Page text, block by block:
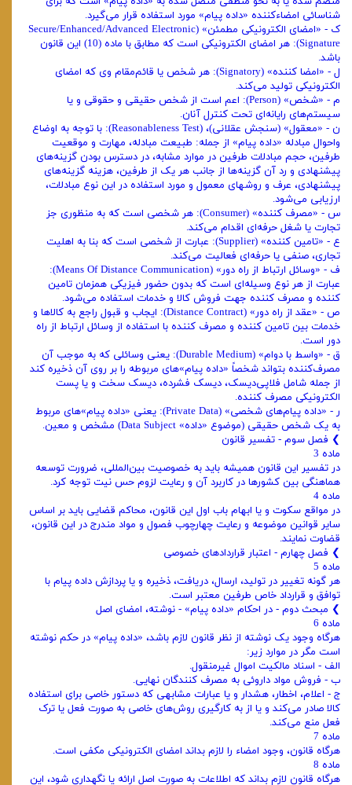
شناسائی امضاء‌کننده «‌داده پیام» مورد استفاده قرار می‌گیرد.
ک - «‌امضای الکترونیکی مطمئن» (Secure/Enhanced/Advanced Electronic
Signature): هر امضای الکترونیکی است که مطابق با ماده (10) این قانون
باشد.
ل - «‌امضا کننده» (Signatory): هر شخص یا قائم‌مقام وی که امضای
الکترونیکی تولید می‌کند.
م - «‌شخص» (Person): اعم است از شخص حقیقی و حقوقی و یا
سیستم‌های‌ رایانه‌ای تحت کنترل آنان.
ن - «‌معقول» (‌سنجش عقلانی)، (Reasonableness Test): با توجه به اوضاع
و‌احوال مبادله «‌داده پیام» از جمله: طبیعت مبادله، مهارت و موقعیت
طرفین، حجم‌ مبادلات طرفین در موارد مشابه، در دسترس بودن گزینه‌های
پیشنهادی و رد آن گزینه‌ها از جانب هر یک از طرفین، هزینه گزینه‌های
پیشنهادی، عرف و روشهای معمول و مورد استفاده در این نوع مبادلات،
ارزیابی می‌شود.
س - «‌مصرف کننده» (Consumer): هر شخصی است که به منظوری جز
تجارت یا‌ شغل حرفه‌ای اقدام می‌کند.
ع - «‌تامین کننده» (Supplier): عبارت از شخصی است که بنا به اهلیت
تجاری،‌ صنفی یا حرفه‌ای فعالیت می‌کند.
ف - «‌وسائل ارتباط از راه دور» (Means Of Distance Communication):
عبارت از‌ هر نوع وسیله‌ای است که بدون حضور فیزیکی همزمان تامین
کننده و مصرف کننده جهت‌ فروش کالا و خدمات استفاده می‌شود.
ص - «‌عقد از راه دور» (Distance Contract): ایجاب و قبول راجع به کالاها و‌
خدمات بین تامین کننده و مصرف کننده با استفاده از وسائل ارتباط از راه
دور است.
ق - «‌واسط با دوام» (Durable Medium): یعنی وسائلی که به موجب آن
مصرف‌کننده بتواند شخصاً «‌داده پیام»‌های مربوطه را بر روی آن ذخیره کند
از جمله شامل فلاپی‌دیسک، دیسک فشرده، دیسک سخت و یا پست
الکترونیکی مصرف کننده.
ر - «‌داده پیام‌های شخصی» (Private Data): یعنی «‌داده پیام»‌های مربوط
به یک شخص حقیقی (موضوع «‌داده» Data Subject) مشخص و معین.
❯ فصل سوم - تفسیر قانون
ماده 3
در تفسیر این قانون همیشه باید به خصوصیت بین‌المللی، ضرورت توسعه
هماهنگی بین کشورها در کاربرد آن و رعایت لزوم حس نیت توجه کرد.
ماده 4
در مواقع سکوت و یا ابهام باب اول این قانون، محاکم قضایی باید بر اساس
سایر قوانین موضوعه و رعایت چهارچوب فصول و مواد مندرج در این قانون،
قضاوت نمایند.
❯ فصل چهارم - اعتبار قراردادهای خصوصی
ماده 5
هر گونه تغییر در تولید، ارسال، دریافت، ذخیره و یا پردازش داده پیام با
توافق و قرارداد خاص طرفین معتبر است.
❯ مبحث دوم - در احکام «‌داده پیام» - نوشته، امضای اصل
‌ماده 6
هرگاه وجود یک نوشته از نظر قانون لازم باشد، «‌داده پیام» در حکم نوشته
است مگر در موارد زیر:
‌الف - اسناد مالکیت اموال غیرمنقول.
ب - فروش مواد داروئی به مصرف کنندگان نهایی.
ج - اعلام، اخطار، هشدار و یا عبارات مشابهی که دستور خاصی برای استفاده
کالا‌ صادر می‌کند و یا از به کارگیری روش‌های خاصی به صورت فعل یا ترک
فعل منع می‌کند.
‌ماده 7
هرگاه قانون، وجود امضاء را لازم بداند امضای الکترونیکی مکفی است.
‌ماده 8
هرگاه قانون لازم بداند که اطلاعات به صورت اصل ارائه یا نگهداری شود،‌ این